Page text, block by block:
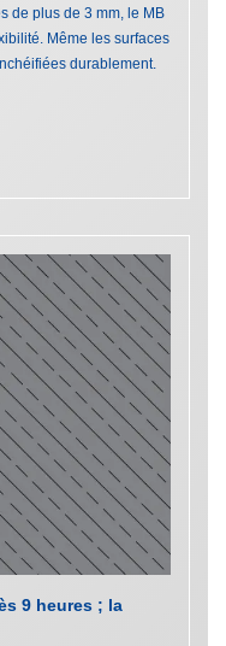
de plus de 3 mm, le MB
Même les surfaces
durablement.
9 heures ; la